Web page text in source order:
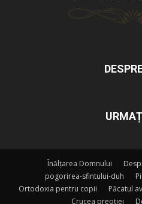
Înălțarea Domnului
pogorirea-sfintului-duh
Ortodoxia pentru copii
Păcatul
Crucea preoției